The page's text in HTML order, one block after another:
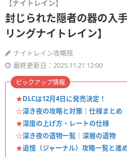
【ナイトレイン】
封じられた隠者の器の入
リングナイトレイン】
ナイトレイン攻略班
最終更新日：2025.11.21 12:00
★DLCは12月4日に発売決定！
☆深き夜の攻略と対策｜仕様まとめ
★深度の上げ方・レートの仕様
☆深き夜の遺物一覧｜深層の遺物
★追憶（ジャーナル）攻略一覧と進
ピックアップ情報